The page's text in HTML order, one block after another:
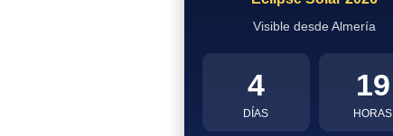
Visible desde Almería
4
DÍAS
19
HORAS